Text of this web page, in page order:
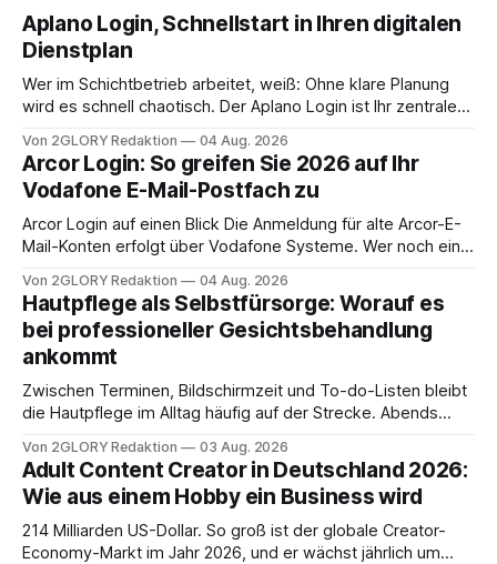
Aplano Login, Schnellstart in Ihren digitalen
Dienstplan
Wer im Schichtbetrieb arbeitet, weiß: Ohne klare Planung
wird es schnell chaotisch. Der Aplano Login ist Ihr zentraler
abwesenheiten und die gesamte kommunikation rund um
Ihr personal digital zu organisieren. In diesem Leitfaden
erfahren Sie alles, was Sie für einen reibungslosen Einstieg
brauchen, von der Registrierung
Von 2GLORY Redaktion 04 Aug. 2026
Arcor Login: So greifen Sie 2026 auf Ihr
Vodafone E-Mail-Postfach zu
Arcor Login auf einen Blick Die Anmeldung für alte Arcor-E-
Mail-Konten erfolgt über Vodafone Systeme. Wer noch eine
besitzt, loggt sich heute über das Vodafone E-Mail & Cloud
Portal ein. Der klassische Arcor Login über mail.
Von 2GLORY Redaktion 04 Aug. 2026
Hautpflege als Selbstfürsorge: Worauf es
bei professioneller Gesichtsbehandlung
ankommt
Zwischen Terminen, Bildschirmzeit und To-do-Listen bleibt
die Hautpflege im Alltag häufig auf der Strecke. Abends
Drogerie – mehr ist zeitlich oft nicht drin. Dabei reagiert die
Haut empfindlich auf Stress, Schlafmangel und
Umwelteinflüsse: Sie wirkt müde, spannt oder neigt zu
Unreinheiten. Professionelle
Von 2GLORY Redaktion 03 Aug. 2026
Adult Content Creator in Deutschland 2026:
Wie aus einem Hobby ein Business wird
214 Milliarden US-Dollar. So groß ist der globale Creator-
Economy-Markt im Jahr 2026, und er wächst jährlich um